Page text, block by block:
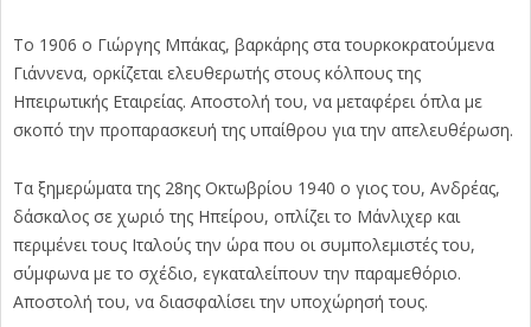
Το 1906 ο Γιώργης Μπάκας, βαρκάρης στα τουρκοκρατούμενα
Γιάννενα, ορκίζεται ελευθερωτής στους κόλπους της
Ηπειρωτικής Εταιρείας. Αποστολή του, να μεταφέρει όπλα με
σκοπό την προπαρασκευή της υπαίθρου για την απελευθέρωση.
Τα ξημερώματα της 28ης Οκτωβρίου 1940 ο γιος του, Ανδρέας,
δάσκαλος σε χωριό της Ηπείρου, οπλίζει το Μάνλιχερ και
περιμένει τους Ιταλούς την ώρα που οι συμπολεμιστές του,
σύμφωνα με το σχέδιο, εγκαταλείπουν την παραμεθόριο.
Αποστολή του, να διασφαλίσει την υποχώρησή τους.